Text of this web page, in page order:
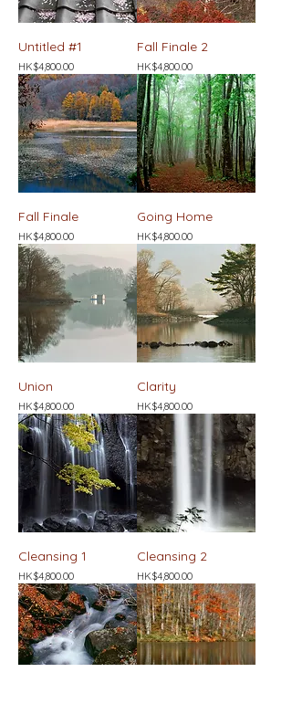
Untitled #1
價格
HK$4,800.00
Fall Finale 2
價格
HK$4,800.00
Fall Finale
價格
HK$4,800.00
Going Home
價格
HK$4,800.00
Union
價格
HK$4,800.00
Clarity
價格
HK$4,800.00
Cleansing 1
價格
HK$4,800.00
Cleansing 2
價格
HK$4,800.00